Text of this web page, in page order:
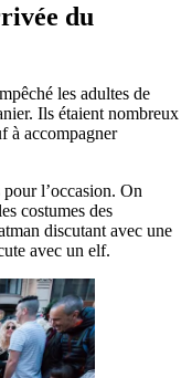
du
les adultes de
Ils étaient nombreux
à accompagner
l’occasion. On
costumes des
discutant avec une
avec un elf.